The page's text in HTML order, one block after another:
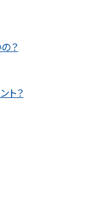
？
ト？